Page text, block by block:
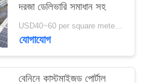
দরজা ডেলিভারি সমাধান সহ
USD40~60 per square meter MOQ:1000 sqm
যোগাযোগ
বেনিনে কাস্টমাইজড পোর্টাল